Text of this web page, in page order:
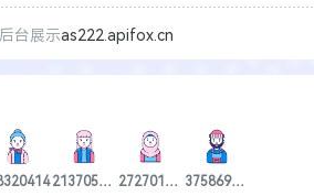
台展示as222.apifox.cn
2137057264 2727018251 3758695384